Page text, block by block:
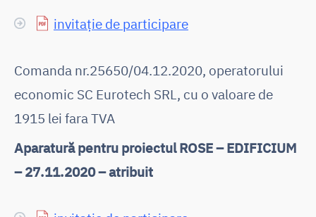
invitație de participare
Comanda nr.25650/04.12.2020, operatorului
economic SC Eurotech SRL, cu o valoare de
1915 lei fara TVA
Aparatură pentru proiectul ROSE – EDIFICIUM
– 27.11.2020 – atribuit